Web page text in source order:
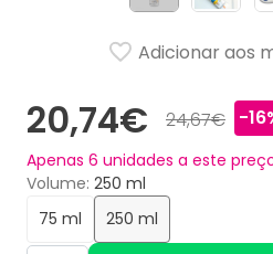
20,74€ 24,67€ -
Apenas 6 unidades a este
Volume
250 ml
75 ml
250 ml
Adicionar aos